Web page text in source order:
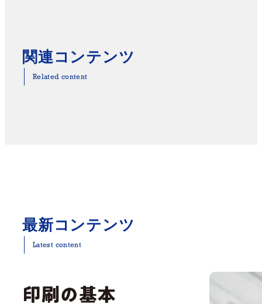
関連コンテンツ
Related content
最新コンテンツ
Latest content